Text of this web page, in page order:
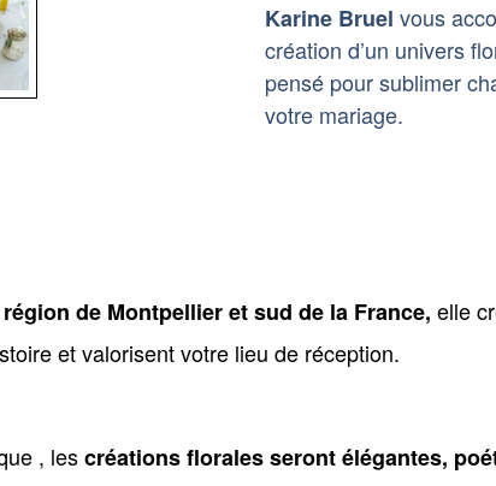
Karine Bruel vous
création d’un univers
pensé pour sublimer
votre mariage.
de Montpellier et sud de la France, elle
et valorisent votre lieu de réception.
, lescréations florales seront élégantes,